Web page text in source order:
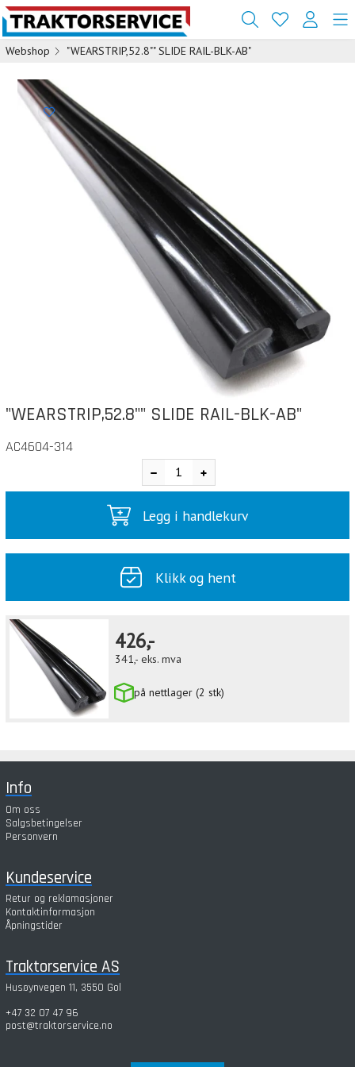
Webshop "WEARSTRIP,52.8"" SLIDE RAIL-BLK-AB"
"WEARSTRIP,52.8"" SLIDE RAIL-BLK-AB"
AC4604-314
Legg i handlekurv
Klikk og hent
426,-
341,- eks. mva
på nettlager (2 stk)
Info
Om oss
Salgsbetingelser
Personvern
Kundeservice
Retur og reklamasjoner
Kontaktinformasjon
Åpningstider
Traktorservice AS
Husøynvegen 11, 3550 Gol
+47 32 07 47 96
post@traktorservice.no